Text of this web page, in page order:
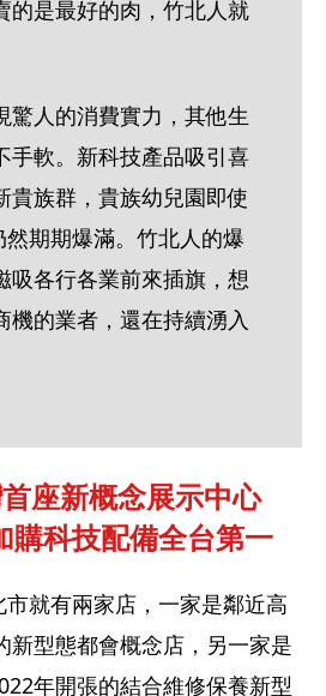
的是最好的肉，竹北人就
驚人的消費實力，其他生
手軟。新科技產品吸引喜
貴族群，貴族幼兒園即使
然期期爆滿。竹北人的爆
吸各行各業前來插旗，想
機的業者，還在持續湧入
座新概念展示中心
購科技配備全台第一
就有兩家店，一家是鄰近高
新型態都會概念店，另一家是
年開張的結合維修保養新型